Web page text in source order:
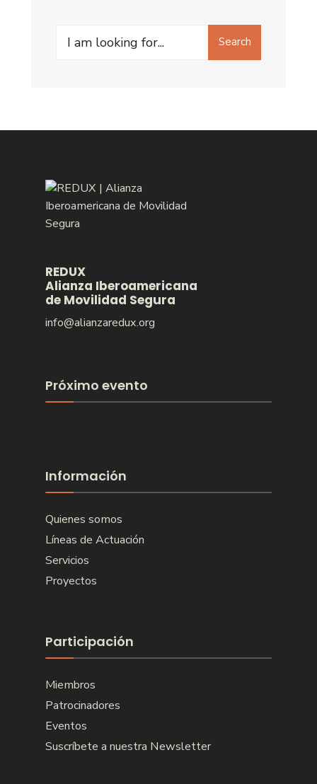
Search
Search
REDUX
Alianza Iberoamericana
de Movilidad Segura
info@alianzaredux.org
Próximo evento
Información
Quienes somos
Líneas de Actuación
Servicios
Proyectos
Participación
Miembros
Patrocinadores
Eventos
Suscríbete a nuestra Newsletter